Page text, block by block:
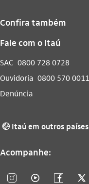
Confira também
Fale com o Itaú
SAC 0800 728 0728
Ouvidoria 0800 570 0011
Denúncia
globo_outline Itaú em outros países
Acompanhe:
instagram_outline video_outline facebook_outline twitter_outline